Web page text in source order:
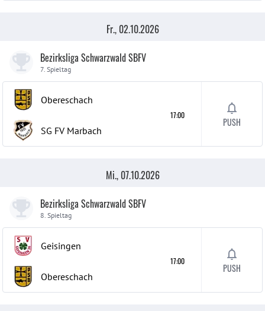
Fr., 02.10.2026
Bezirksliga Schwarzwald SBFV
7. Spieltag
Obereschach
SG FV Marbach
17:00
PUSH
Mi., 07.10.2026
Bezirksliga Schwarzwald SBFV
8. Spieltag
Geisingen
Obereschach
17:00
PUSH